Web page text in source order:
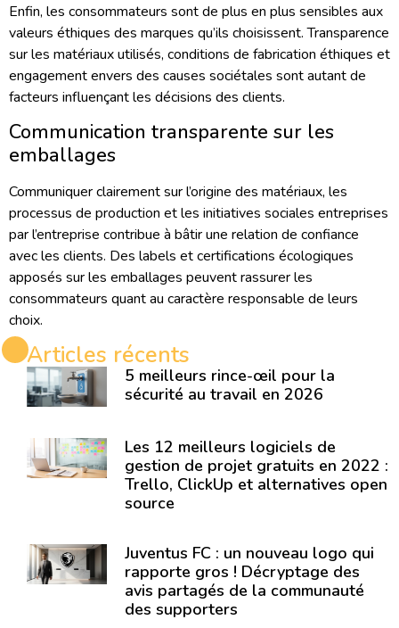
Enfin, les consommateurs sont de plus en plus sensibles aux
valeurs éthiques des marques qu’ils choisissent. Transparence
sur les matériaux utilisés, conditions de fabrication éthiques et
engagement envers des causes sociétales sont autant de
facteurs influençant les décisions des clients.
Communication transparente sur les
emballages
Communiquer clairement sur l’origine des matériaux, les
processus de production et les initiatives sociales entreprises
par l’entreprise contribue à bâtir une relation de confiance
avec les clients. Des labels et certifications écologiques
apposés sur les emballages peuvent rassurer les
consommateurs quant au caractère responsable de leurs
choix.
Articles récents
5 meilleurs rince-œil pour la
sécurité au travail en 2026
Les 12 meilleurs logiciels de
gestion de projet gratuits en 2022 :
Trello, ClickUp et alternatives open
source
Juventus FC : un nouveau logo qui
rapporte gros ! Décryptage des
avis partagés de la communauté
des supporters